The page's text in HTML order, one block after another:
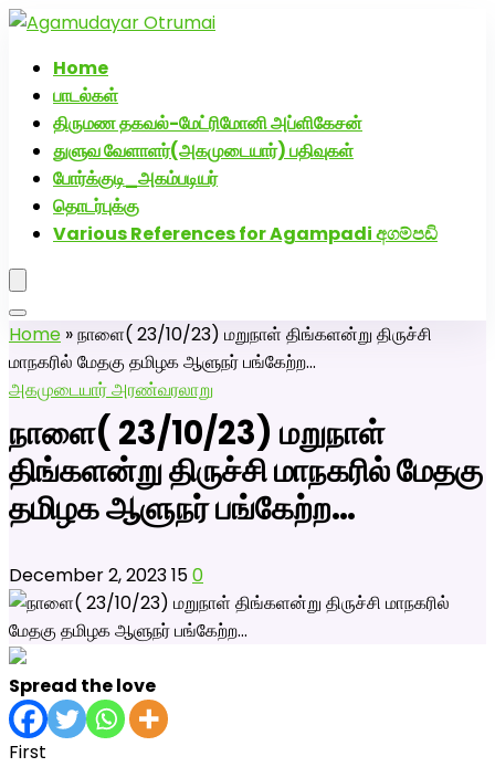
Home
பாடல்கள்
திருமண தகவல்-மேட்ரிமோனி அப்ளிகேசன்
துளுவ வேளாளர்(அகமுடையார்) பதிவுகள்
போர்க்குடி_அகம்படியர்
தொடர்புக்கு
Various References for Agampadi අගම්පඩි
Home »நாளை( 23/10/23) மறுநாள் திங்களன்று திருச்சி
மாநகரில் மேதகு தமிழக ஆளுநர் பங்கேற்ற…
அகமுடையார் அரண்வரலாறு
நாளை( 23/10/23) மறுநாள்
திங்களன்று திருச்சி மாநகரில் மேதகு
தமிழக ஆளுநர் பங்கேற்ற…
December 2, 2023150
Spread the love
First
அகமுடையார் திருமண வரன்களுக்கு அகமுடையார்மேட்ரி-